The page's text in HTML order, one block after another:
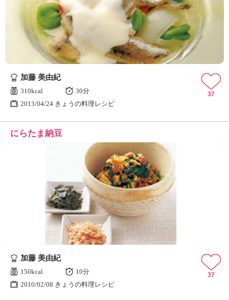
」
加藤 美由紀
310kcal
30分
2013/04/24 きょうの料理レシピ
37
にらたま納豆
加藤 美由紀
150kcal
10分
2010/02/08 きょうの料理レシピ
37